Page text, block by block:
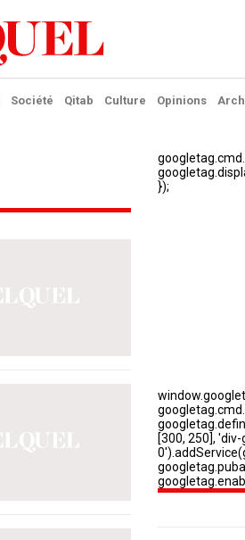
Société Qitab Culture Opinions